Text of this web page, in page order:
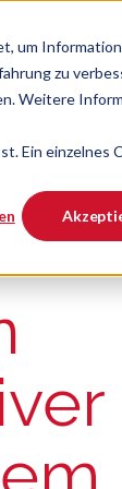
um
zu
Weitere
Ein einzelnes